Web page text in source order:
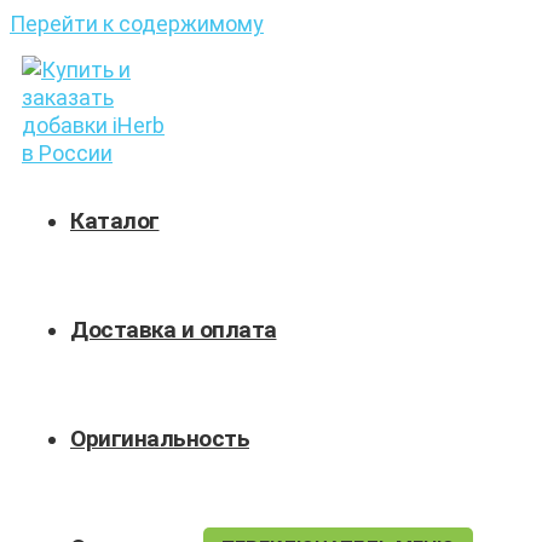
Перейти к содержимому
Каталог
Доставка и оплата
Оригинальность